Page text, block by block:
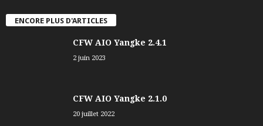
ENCORE PLUS D'ARTICLES
CFW AIO Yangke 2.4.1
2 juin 2023
CFW AIO Yangke 2.1.0
20 juillet 2022